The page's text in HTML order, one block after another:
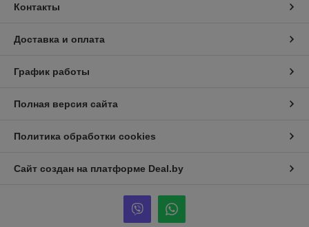
Контакты
Доставка и оплата
График работы
Полная версия сайта
Политика обработки cookies
Сайт создан на платформе Deal.by